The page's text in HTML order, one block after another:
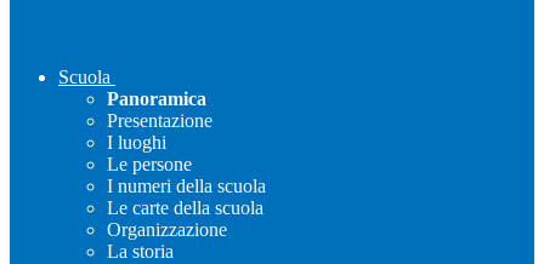
Scuola
Panoramica
Presentazione
I luoghi
Le persone
I numeri della scuola
Le carte della scuola
Organizzazione
La storia